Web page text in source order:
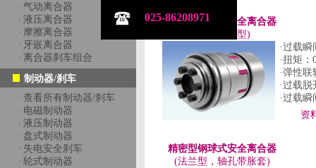
· 气动离合器
· 液压离合器
· 摩擦离合器
· 牙嵌离合器
· 离合器刹车组合
制动器/刹车
· 查看所有制动器/刹车
· 电磁制动器
· 液压制动器
· 盘式制动器
· 失电安全刹车
· 轮式制动器
精密型钢球式安全离合器
(弹性联轴型)
·过载
·扭矩：
·弹性
·过载
·过载
资
精密型钢球式安全离合器
(法兰型，轴孔带胀套)
025-86208971